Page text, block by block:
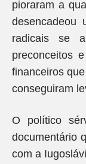
pioraram a
desencadeou
radicais se
preconceitos
financeiros
conseguiram
O político
documentário
com a